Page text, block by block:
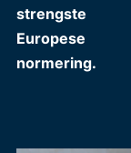
strengste
Europese
normering.